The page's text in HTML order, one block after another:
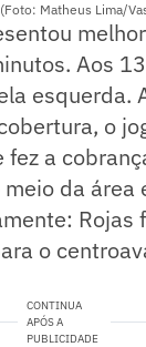
Matheus Lima/
Aos
esquerda.
o
a
da
o
CONTINUA
APÓS A
PUBLICIDADE